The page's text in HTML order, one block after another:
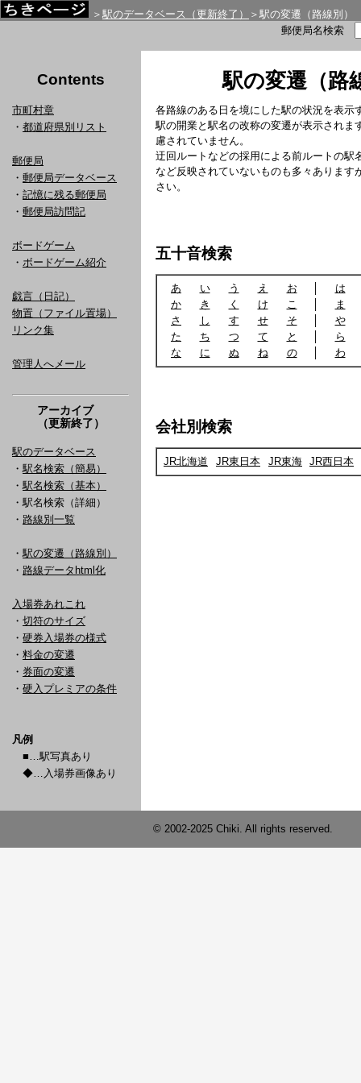
＞ 駅のデータベース（更新終了）
＞駅の変遷（路線別）
郵便局名検索
Contents
市町村章
・ 都道府県別リスト
郵便局
・ 郵便局データベース
・ 記憶に残る郵便局
・ 郵便局訪問記
ボードゲーム
・ ボードゲーム紹介
戯言（日記）
物置（ファイル置場）
リンク集
管理人へメール
アーカイブ
（更新終了）
駅のデータベース
・ 駅名検索（簡易）
・ 駅名検索（基本）
・駅名検索（詳細）
・ 路線別一覧
・ 駅の変遷（路線別）
・ 路線データhtml化
入場券あれこれ
・ 切符のサイズ
・ 硬券入場券の様式
・ 料金の変遷
・ 券面の変遷
・ 硬入プレミアの条件
凡例
■…駅写真あり
◆…入場券画像あり
駅の変遷（路
各路線のある日を境にした駅の状況を表示
駅の開業と駅名の改称の変遷が表示されま
慮されていません。
迂回ルートなどの採用による前ルートの駅
など反映されていないものも多々あります
さい。
五十音検索
あ い う え お
は
か
き く け こ
ま
さ
し す せ そ
や
た
ち つ て と
ら
な
に ぬ ね の わ
会社別検索
JR北海道 JR東日本 JR東海 JR西日本
© 2002-2025 Chiki. All rights reserved.